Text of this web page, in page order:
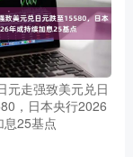
元走强致美元兑日
，日本央行2026
息25基点